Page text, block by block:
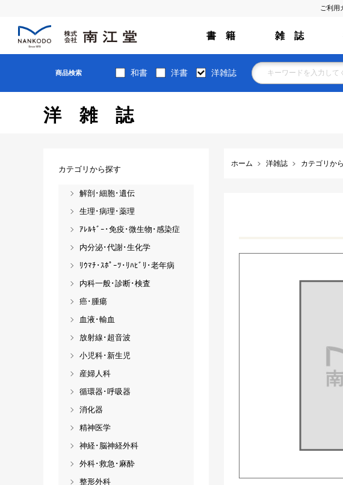
ご利用
書 籍 雑 誌
商品検索 和書 洋書 洋雑誌
洋雑誌
ホーム 洋雑誌 カテゴリか
カテゴリから探す
解剖･細胞･遺伝
生理･病理･薬理
ｱﾚﾙｷﾞｰ･免疫･微生物･感染症
内分泌･代謝･生化学
ﾘｳﾏﾁ･ｽﾎﾟｰﾂ･ﾘﾊﾋﾞﾘ･老年病
内科一般･診断･検査
癌･腫瘍
血液･輸血
放射線･超音波
小児科･新生児
産婦人科
循環器･呼吸器
消化器
精神医学
神経･脳神経外科
外科･救急･麻酔
整形外科